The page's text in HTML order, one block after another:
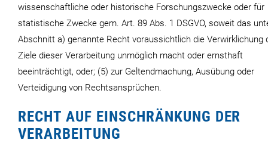
wissenschaftliche oder historische Forschungszwecke oder für
statistische Zwecke gem. Art. 89 Abs. 1 DSGVO, soweit das
Abschnitt a) genannte Recht voraussichtlich die Verwirklichung
Ziele dieser Verarbeitung unmöglich macht oder ernsthaft
beeinträchtigt, oder; (5) zur Geltendmachung, Ausübung oder
Verteidigung von Rechtsansprüchen.
RECHT AUF EINSCHRÄNKUNG DER
VERARBEITUNG